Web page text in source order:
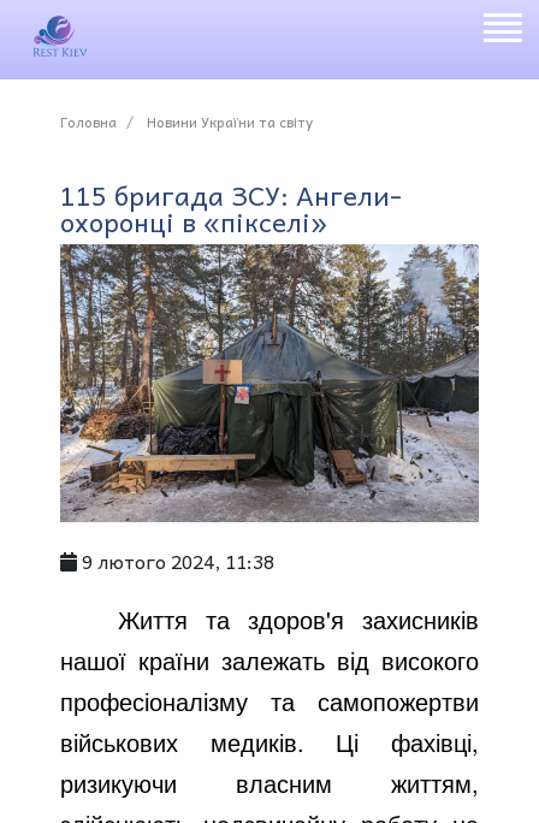
Головна Новини України та світу
115 бригада ЗСУ: Ангели-
охоронці в «пікселі»
9 лютого 2024, 11:38
Життя та здоров'я захисників
нашої країни залежать від високого
професіоналізму та самопожертви
військових медиків. Ці фахівці,
ризикуючи власним життям,